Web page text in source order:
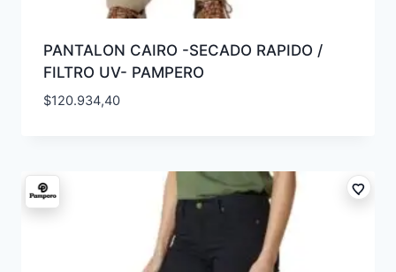
PANTALON CAIRO -SECADO RAPIDO /
FILTRO UV- PAMPERO
$120.934,40